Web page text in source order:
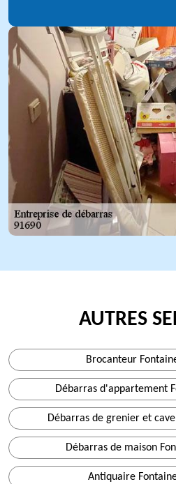
AUTRES
Brocanteur
Débarras d'appartement
Débarras de grenier et
Débarras de maison
Antiquaire